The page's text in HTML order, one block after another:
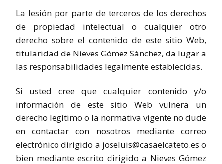
La lesión por parte de terceros de los derechos
de propiedad intelectual o cualquier otro
derecho sobre el contenido de este sitio Web,
titularidad de Nieves Gómez Sánchez, da lugar a
las responsabilidades legalmente establecidas.
Si usted cree que cualquier contenido y/o
información de este sitio Web vulnera un
derecho legítimo o la normativa vigente no dude
en contactar con nosotros mediante correo
electrónico dirigido a joseluis@casaelcateto.es o
bien mediante escrito dirigido a Nieves Gómez